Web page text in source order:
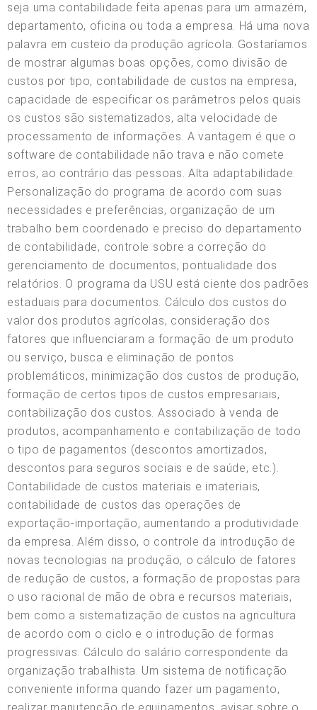
seja uma contabilidade feita apenas para um armazém,
departamento, oficina ou toda a empresa. Há uma nova
palavra em custeio da produção agrícola. Gostaríamos
de mostrar algumas boas opções, como divisão de
custos por tipo, contabilidade de custos na empresa,
capacidade de especificar os parâmetros pelos quais
os custos são sistematizados, alta velocidade de
processamento de informações. A vantagem é que o
software de contabilidade não trava e não comete
erros, ao contrário das pessoas. Alta adaptabilidade.
Personalização do programa de acordo com suas
necessidades e preferências, organização de um
trabalho bem coordenado e preciso do departamento
de contabilidade, controle sobre a correção do
gerenciamento de documentos, pontualidade dos
relatórios. O programa da USU está ciente dos padrões
estaduais para documentos. Cálculo dos custos do
valor dos produtos agrícolas, consideração dos
fatores que influenciaram a formação de um produto
ou serviço, busca e eliminação de pontos
problemáticos, minimização dos custos de produção,
formação de certos tipos de custos empresariais,
contabilização dos custos. Associado à venda de
produtos, acompanhamento e contabilização de todo
o tipo de pagamentos (descontos amortizados,
descontos para seguros sociais e de saúde, etc.).
Contabilidade de custos materiais e imateriais,
contabilidade de custos das operações de
exportação-importação, aumentando a produtividade
da empresa. Além disso, o controle da introdução de
novas tecnologias na produção, o cálculo de fatores
de redução de custos, a formação de propostas para
o uso racional de mão de obra e recursos materiais,
bem como a sistematização de custos na agricultura
de acordo com o ciclo e o introdução de formas
progressivas. Cálculo do salário correspondente da
organização trabalhista. Um sistema de notificação
conveniente informa quando fazer um pagamento,